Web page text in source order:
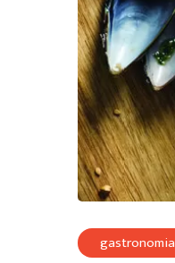
gastronomia